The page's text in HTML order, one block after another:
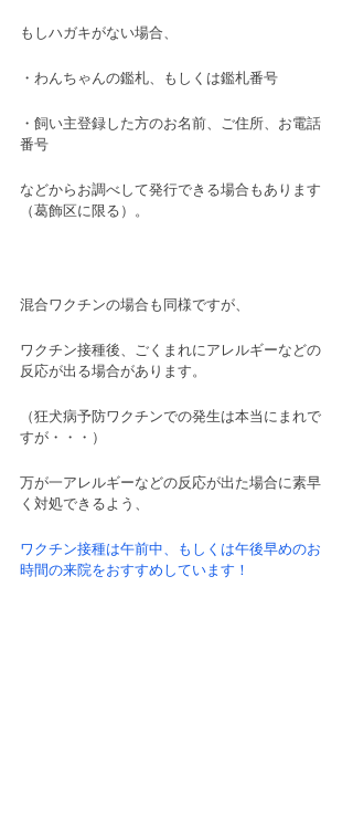
もしハガキがない場合、
・わんちゃんの鑑札、もしくは鑑札番号
・飼い主登録した方のお名前、ご住所、お電話
番号
などからお調べして発行できる場合もあります
（葛飾区に限る）。
混合ワクチンの場合も同様ですが、
ワクチン接種後、ごくまれにアレルギーなどの
反応が出る場合があります。
（狂犬病予防ワクチンでの発生は本当にまれで
すが・・・）
万が一アレルギーなどの反応が出た場合に素早
く対処できるよう、
ワクチン接種は午前中、もしくは午後早めのお
時間の来院をおすすめしています！